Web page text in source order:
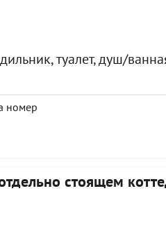
туалет, душ/
номер
стоящем